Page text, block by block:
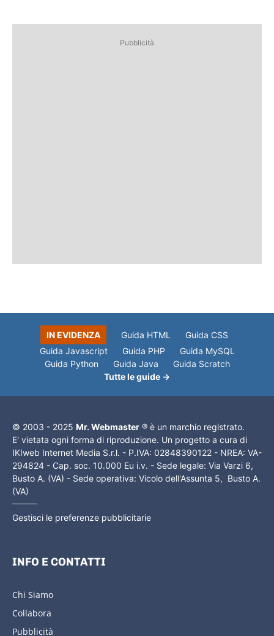
Pubblicità
IN EVIDENZA Guida HTML
Guida CSS
Guida Javascript
Guida PHP
Guida MySQL
Guida Python
Guida Java
Guida Scratch
Tutte le guide →
© 2003 - 2025 Mr. Webmaster ® è un marchio registrato.
E' vietata ogni forma di riproduzione. Un progetto a cura di
IKIweb Internet Media S.r.l. - P.IVA: 02848390122 - NREA: VA-
294824 - Cap. soc. 10.000 Eu i.v. - Sede legale: Via Varzi 6,
Busto A. (VA) - Sede operativa: Vicolo dell'Assunta 5, Busto A.
(VA)
Gestisci le preferenze pubblicitarie
INFO E CONTATTI
Chi Siamo
Collabora
Pubblicità